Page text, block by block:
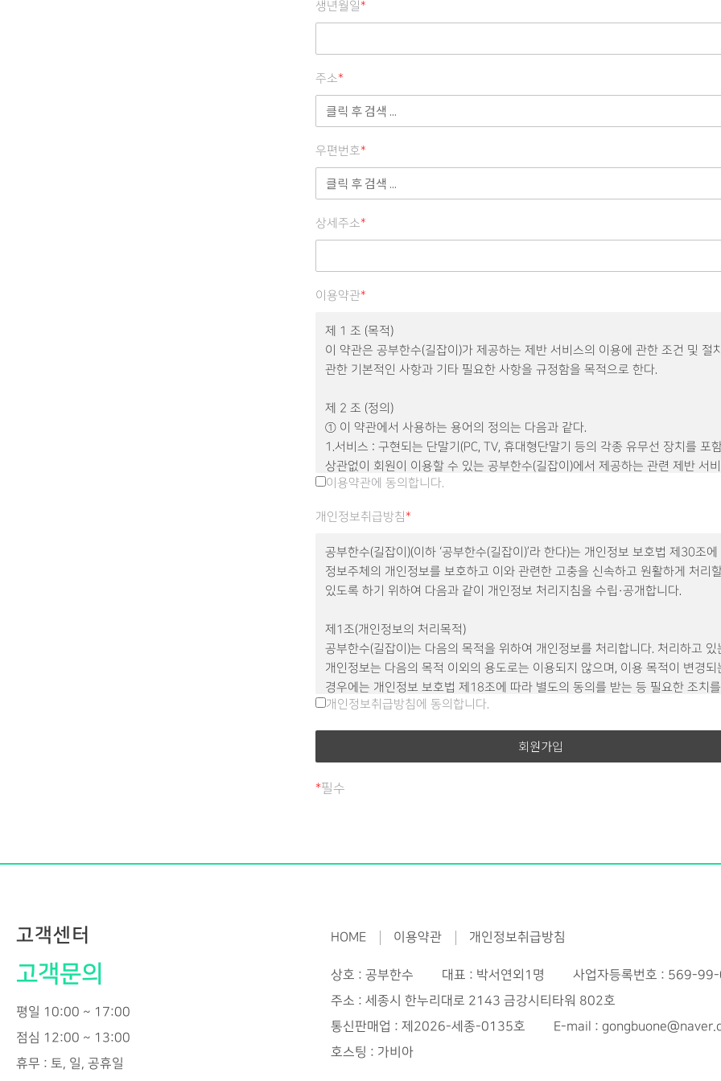
생년월일*
주소*
우편번호*
상세주소*
이용약관*
제 1 조 (목적)
이 약관은 공부한수(길잡이)가 제공하는 제반 서비스의 이용에 관한 조건 및 절
관한 기본적인 사항과 기타 필요한 사항을 규정함을 목적으로 한다.
제 2 조 (정의)
① 이 약관에서 사용하는 용어의 정의는 다음과 같다.
1.서비스 : 구현되는 단말기(PC, TV, 휴대형단말기 등의 각종 유무선 장치를 포
상관없이 회원이 이용할 수 있는 공부한수(길잡이)에서 제공하는 관련 제반 서
의미한다.
이용계약을 체결하고 공부한수(길잡이)가 제공하는 서비스를 이용하는 고객을
3.아이디(ID) : 회원의 식별과 서비스 이용을 위하여 회원이 정하고 공부한수(길
승인하는 문자와 숫자의 조합을 의미한다.
4.비밀번호 : 회원이 부여 받은 아이디와 일치되는 회원임을 확인하고 비밀보호
회원 자신이 정한 문자 또는 숫자의 조합을 의미한다.
5.콘텐츠 : 공부한수(길잡이)가 웹사이트에서 제공하는 온라인 강좌 및 기타 관
정보를 의미한다.
6.운영자 : 서비스의 전반적인 관리와 원활한 운영을 위하여 공부한수(길잡이)
선정한 사람을 의미한다.
7.해 지 : 공부한수(길잡이) 또는 회원이 서비스 개통 이후 이용계약을 종료시키
①공부한수(길잡이)는 이 약관의 내용을 회원이 쉽게 알 수 있도록 서비스 초기
전일까지 공지한다. 단 회원의 권리, 의무에 중대한 영향을 주는 변경이 아닌 경
적용일자 7일 전부터 공지하도록 한다.
④제3항에 따라 시행일 이후에 회원이 서비스를 이용하는 경우에는 개정약관
있다.
⑤유료서비스를 이용하는 회원이 이 약관의 개정에 대해 동의하지 않아 이용계
해지할 경우에는 유료서비스약관이 정한 환불정책에 따른다.
이용약관에 동의합니다.
개인정보취급방침*
공부한수(길잡이)(이하 ‘공부한수(길잡이)’라 한다)는 개인정보 보호법 제30조에
정보주체의 개인정보를 보호하고 이와 관련한 고충을 신속하고 원활하게 처리
있도록 하기 위하여 다음과 같이 개인정보 처리지침을 수립·공개합니다.
제1조(개인정보의 처리목적)
공부한수(길잡이)는 다음의 목적을 위하여 개인정보를 처리합니다. 처리하고 있
개인정보는 다음의 목적 이외의 용도로는 이용되지 않으며, 이용 목적이 변경되
경우에는 개인정보 보호법 제18조에 따라 별도의 동의를 받는 등 필요한 조치를
이행할 예정입니다.
회원 가입의사 확인, 회원제 서비스 제공에 따른 본인 식별·인증, 회원자격 유지
연령인증, 요금결제·정산, 채권추심 등을 목적으로 개인정보를 처리합니다.
고충처리
목적으로 개인정보를 처리합니다.
제2조(개인정보의 처리 및 보유기간)
개인정보취급방침에 동의합니다.
*필수
고객센터
고객문의
평일 10:00 ~ 17:00
점심 12:00 ~ 13:00
휴무 : 토, 일, 공휴일
HOME 이용약관 개인정보취급방침
상호 : 공부한수 대표 : 박서연외1명
사업자등록번호 : 569-
주소 : 세종시 한누리대로 2143 금강시티타워 802호
통신판매업 : 제2026-세종-0135호
E-mail :
호스팅 : 가비아